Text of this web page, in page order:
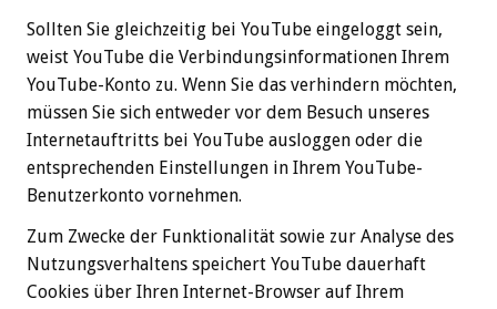
Sollten Sie gleichzeitig bei YouTube eingeloggt sein,
weist YouTube die Verbindungsinformationen Ihrem
YouTube-Konto zu. Wenn Sie das verhindern möchten,
müssen Sie sich entweder vor dem Besuch unseres
Internetauftritts bei YouTube ausloggen oder die
entsprechenden Einstellungen in Ihrem YouTube-
Benutzerkonto vornehmen.
Zum Zwecke der Funktionalität sowie zur Analyse des
Nutzungsverhaltens speichert YouTube dauerhaft
Cookies über Ihren Internet-Browser auf Ihrem